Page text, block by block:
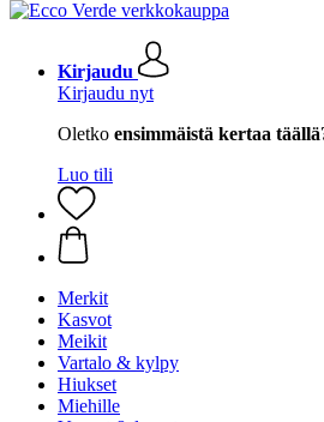
Kirjaudu
Kirjaudu nyt
Oletko ensimmäistä kertaa
Luo tili
Merkit
Kasvot
Meikit
Vartalo & kylpy
Hiukset
Miehille